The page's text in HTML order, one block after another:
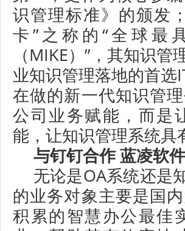
识管理标准》的颁发
卡”之称的“全球最
（MIKE）”，其知识
业知识管理落地的首
在做的新一代知识管
公司业务赋能，而是
能，让知识管理系统具
与钉钉合作 蓝凌软
无论是OA系统还是
的业务对象主要是国
积累的智慧办公最佳